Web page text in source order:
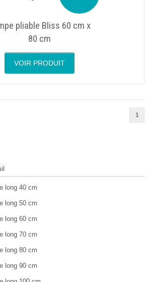
pliable Bliss 60 cm x
80 cm
VOIR PRODUIT
1
long 40 cm
long 50 cm
long 60 cm
long 70 cm
long 80 cm
long 90 cm